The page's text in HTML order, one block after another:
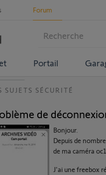
Forum
Portail
SUJETS SÉCURITÉ
de
Bonjour.
Depuis de
de ma caméra
J'ai une freebox